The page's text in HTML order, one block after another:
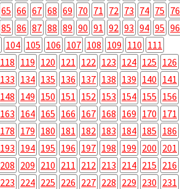
65 66 67 68 69 70 71 72 73 74 75 76
85 86 87 88 89 90 91 92 93 94 95 96
104 105 106 107 108 109 110 111
118 119 120 121 122 123 124 125 126
133 134 135 136 137 138 139 140 141
148 149 150 151 152 153 154 155 156
163 164 165 166 167 168 169 170 171
178 179 180 181 182 183 184 185 186
193 194 195 196 197 198 199 200 201
208 209 210 211 212 213 214 215 216
223 224 225 226 227 228 229 230 231